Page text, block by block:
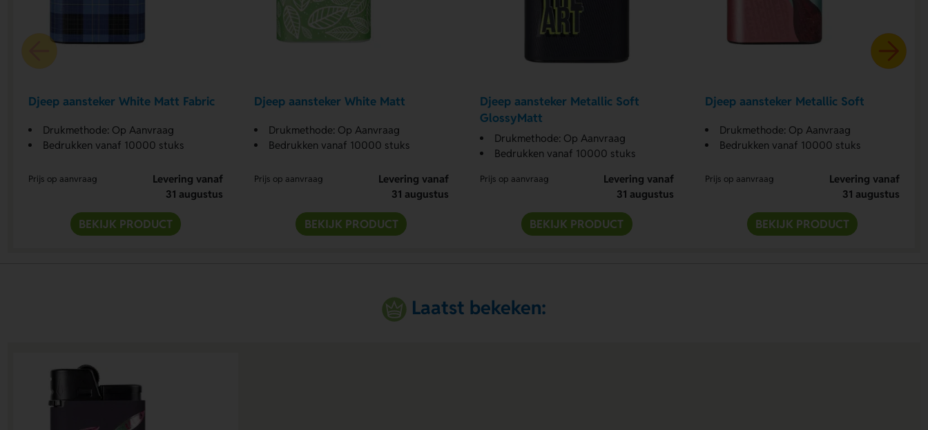
Djeep aansteker White Matt Fabric
Drukmethode: Op Aanvraag
Bedrukken vanaf 10000 stuks
Prijs op aanvraag
Levering vanaf
31 augustus
BEKIJK PRODUCT
Djeep aansteker White Matt
Drukmethode: Op Aanvraag
Bedrukken vanaf 10000 stuks
Prijs op aanvraag
Levering vanaf
31 augustus
BEKIJK PRODUCT
Djeep aansteker Metallic Soft
GlossyMatt
Drukmethode: Op Aanvraag
Bedrukken vanaf 10000 stuks
Prijs op aanvraag
Levering vanaf
31 augustus
BEKIJK PRODUCT
Djeep aansteker Metallic Soft
Drukmethode: Op Aanvraag
Bedrukken vanaf 10000 stuks
Prijs op aanvraag
Levering vanaf
31 augustus
BEKIJK PRODUCT
Laatst bekeken: